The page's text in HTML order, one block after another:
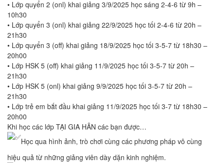
• Lớp quyển 2 (onl) khai giảng 3/9/2025 học sáng 2-4-6 từ 9h –
10h30
• Lớp quyển 3 (onl) khai giảng 22/9/2025 học tối 2-4-6 từ 20h –
21h30
• Lớp quyển 3 (off) khai giảng 18/9/2025 học tối 3-5-7 từ 18h30 –
20h00
• Lớp HSK 5 (off) khai giảng 11/9/2025 học tối 3-5-7 từ 20h –
21h30
• Lớp HSK 5 (onl) khai giảng 9/9/2025 học tối 3-5-7 từ 20h –
21h30
• Lớp trẻ em bắt đầu khai giảng 11/9/2025 học tối 3-7 từ 18h30 –
20h00
Khi học các lớp TẠI GIA HÂN các bạn được…
Học qua hình ảnh, trò chơi cùng các phương pháp vô cùng
hiệu quả từ những giảng viên dày dặn kinh nghiệm.